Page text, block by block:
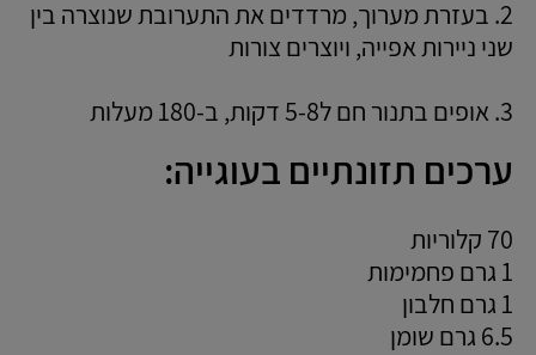
2. בעזרת מערוך, מרדדים את התערובת שנוצרה בין
שני ניירות אפייה, ויוצרים צורות
3. אופים בתנור חם ל5-8 דקות, ב-180 מעלות
ערכים תזונתיים בעוגייה:
70 קלוריות
1 גרם פחמימות
1 גרם חלבון
6.5 גרם שומן